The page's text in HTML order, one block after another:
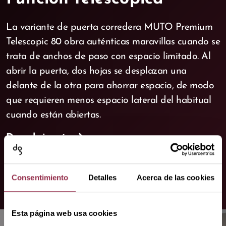
Consentimiento Detalles Acerca de las cookies
Esta página web usa cookies
La variante de puerta corredera MUTO Premium
Telescopic 80 obra auténticas maravillas cuando se
trata de anchos de paso con espacio limitado. Al
abrir la puerta, dos hojas se desplazan una
delante de la otra para ahorrar espacio, de modo
que requieren menos espacio lateral del habitual
cuando están abiertas.
Descubrir más